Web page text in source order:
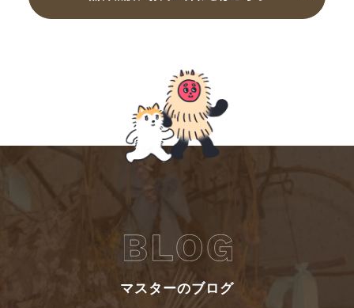
マスターのブログ